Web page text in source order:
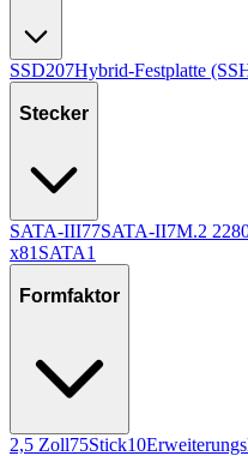
SSD207Hybrid-Festplatte
Stecker
SATA-III77SATA-II7M.2
x81 SATA1
Formfaktor
2,5 Zoll75Stick10